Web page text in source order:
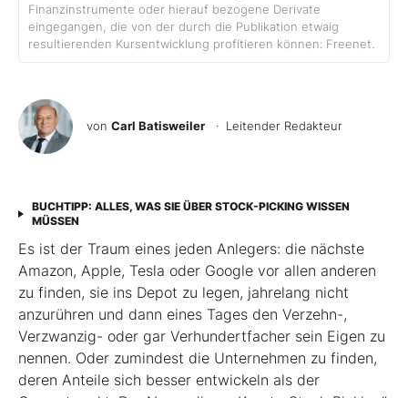
Finanzinstrumente oder hierauf bezogene Derivate
eingegangen, die von der durch die Publikation etwaig
resultierenden Kursentwicklung profitieren können: Freenet.
von Carl Batisweiler · Leitender Redakteur
BUCHTIPP: ALLES, WAS SIE ÜBER STOCK-PICKING WISSEN
MÜSSEN
Es ist der Traum eines jeden Anlegers: die nächste
Amazon, Apple, Tesla oder Google vor allen anderen
zu finden, sie ins Depot zu legen, jahrelang nicht
anzurühren und dann eines Tages den Verzehn-,
Verzwanzig- oder gar Verhundertfacher sein Eigen zu
nennen. Oder zumindest die Unternehmen zu finden,
deren Anteile sich besser entwickeln als der